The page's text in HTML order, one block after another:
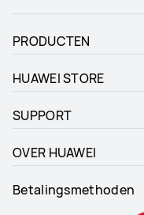
PRODUCTEN
HUAWEI STORE
SUPPORT
OVER HUAWEI
Betalingsmethoden